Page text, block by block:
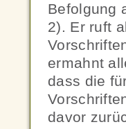
Befolgung
2). Er ruft
ermahnt
dass die
davor